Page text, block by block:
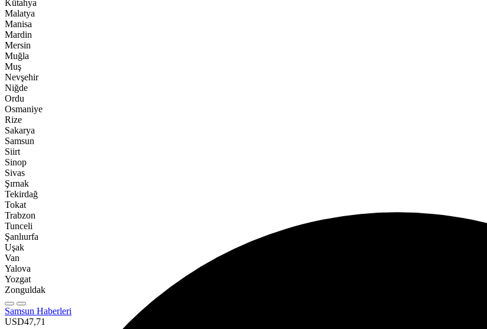
Kütahya
Malatya
Manisa
Mardin
Mersin
Muğla
Muş
Nevşehir
Niğde
Ordu
Osmaniye
Rize
Sakarya
Samsun
Siirt
Sinop
Sivas
Şırnak
Tekirdağ
Tokat
Trabzon
Tunceli
Şanlıurfa
Uşak
Van
Yalova
Yozgat
Zonguldak
Samsun Haberleri
USD47,71